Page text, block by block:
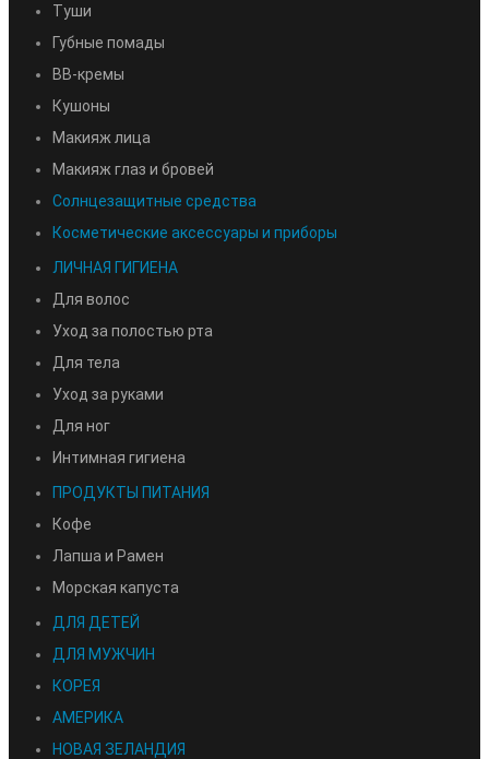
Туши
Губные помады
BB-кремы
Кушоны
Макияж лица
Макияж глаз и бровей
Солнцезащитные средства
Косметические аксессуары и приборы
ЛИЧНАЯ ГИГИЕНА
Для волос
Уход за полостью рта
Для тела
Уход за руками
Для ног
Интимная гигиена
ПРОДУКТЫ ПИТАНИЯ
Кофе
Лапша и Рамен
Морская капуста
ДЛЯ ДЕТЕЙ
ДЛЯ МУЖЧИН
КОРЕЯ
АМЕРИКА
НОВАЯ ЗЕЛАНДИЯ